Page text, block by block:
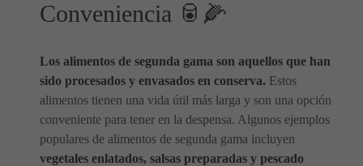
Conveniencia 🥫🌽
Los alimentos de segunda gama son aquellos que han
sido procesados y envasados en conserva. Estos
alimentos tienen una vida útil más larga y son una opción
conveniente para tener en la despensa. Algunos ejemplos
populares de alimentos de segunda gama incluyen
vegetales enlatados, salsas preparadas y pescado